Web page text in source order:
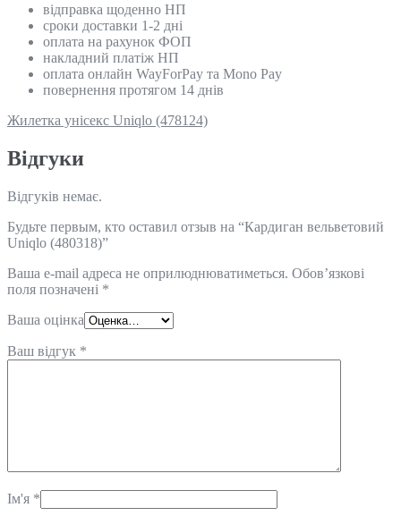
відправка щоденно НП
сроки доставки 1-2 дні
оплата на рахунок ФОП
накладний платіж НП
оплата онлайн WayForPay та Mono Pay
повернення протягом 14 днів
Жилетка унісекс Uniqlo (478124)
Відгуки
Відгуків немає.
Будьте первым, кто оставил отзыв на “Кардиган вельветовий
Uniqlo (480318)”
Ваша e-mail адреса не оприлюднюватиметься. Обов’язкові
поля позначені *
Ваша оцінка
Ваш відгук *
Ім'я *